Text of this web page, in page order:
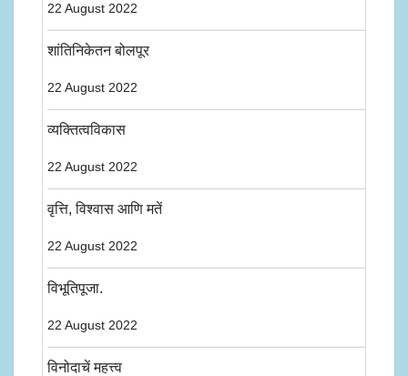
22 August 2022
शांतिनिकेतन बोलपूर
22 August 2022
व्यक्तित्वविकास
22 August 2022
वृत्ति, विश्वास आणि मतें
22 August 2022
विभूतिपूजा.
22 August 2022
विनोदाचें महत्त्व